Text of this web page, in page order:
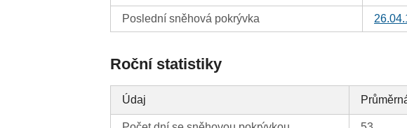
Poslední sněhová pokrývka
Roční statistiky
Údaj